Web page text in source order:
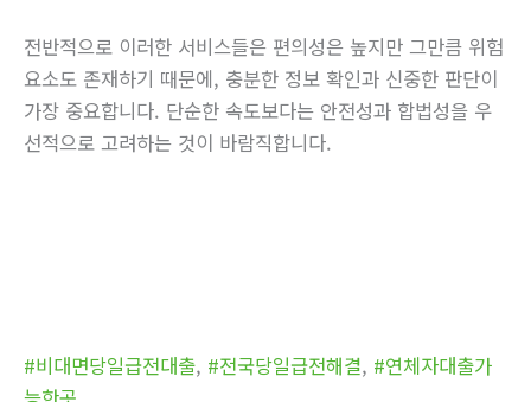
전반적으로 이러한 서비스들은 편의성은 높지만 그만큼 위험
요소도 존재하기 때문에, 충분한 정보 확인과 신중한 판단이
가장 중요합니다. 단순한 속도보다는 안전성과 합법성을 우
선적으로 고려하는 것이 바람직합니다.
#비대면당일급전대출, #전국당일급전해결, #연체자대출가